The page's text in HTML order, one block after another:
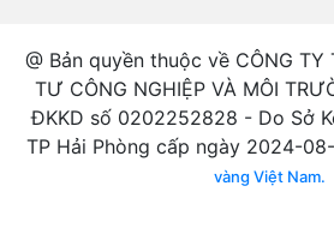
@ Bản quyền thuộc về CÔNG
TƯ CÔNG NGHIỆP VÀ MÔI
ĐKKD số 0202252828 - Do Sở
TP Hải Phòng cấp ngày 2024-
vàng Việt Nam.